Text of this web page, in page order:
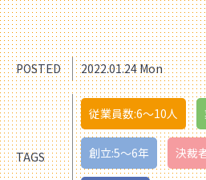
POSTED 2022.01.24 Mon
TAGS
従業員数:6～10人
創立:5〜6年 決裁